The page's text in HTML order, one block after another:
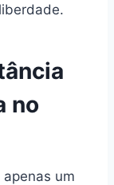
no
apenas um